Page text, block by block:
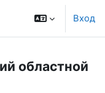
Вход
областной